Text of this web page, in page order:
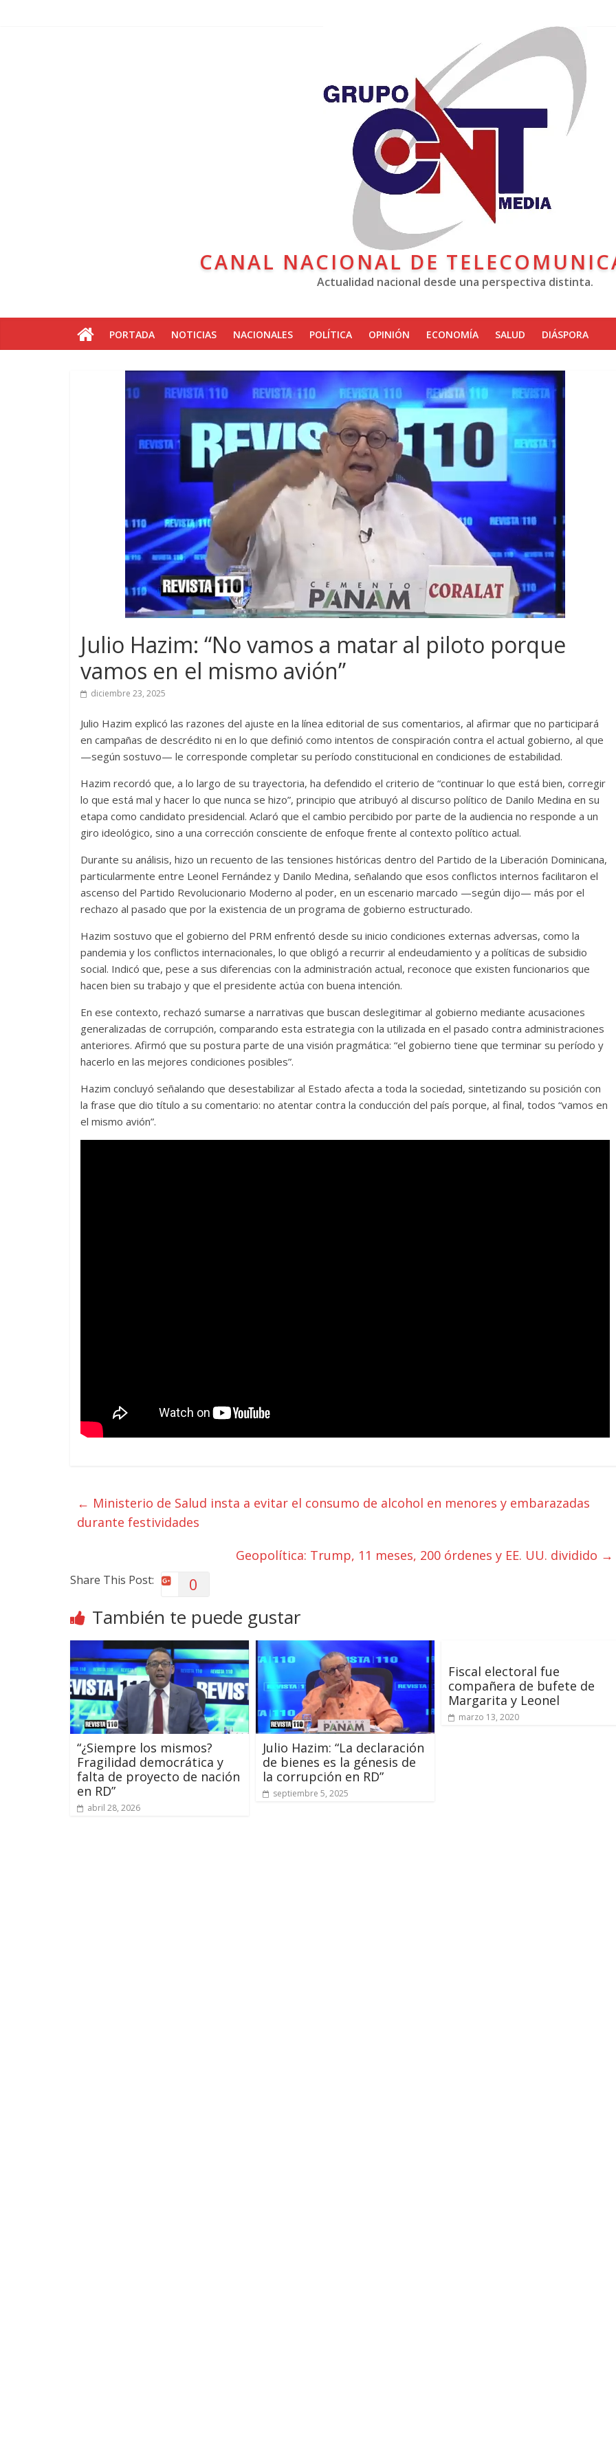
CANAL NACIONAL DE
Actualidad nacional desde una perspectiva distinta.
PORTADA NOTICIAS NACIONALES POLÍTICA OPINIÓN ECONOMÍA SALUD DIÁSPORA
Julio Hazim: “No vamos a matar al piloto porque
vamos en el mismo avión”
diciembre 23, 2025
Julio Hazim explicó las razones del ajuste en la línea editorial de sus comentarios, al afirmar que no participará
en campañas de descrédito ni en lo que definió como intentos de conspiración contra el actual gobierno, al que
—según sostuvo— le corresponde completar su período constitucional en condiciones de estabilidad.
Hazim recordó que, a lo largo de su trayectoria, ha defendido el criterio de “continuar lo que está bien, corregir
lo que está mal y hacer lo que nunca se hizo”, principio que atribuyó al discurso político de Danilo Medina en su
etapa como candidato presidencial. Aclaró que el cambio percibido por parte de la audiencia no responde a un
giro ideológico, sino a una corrección consciente de enfoque frente al contexto político actual.
Durante su análisis, hizo un recuento de las tensiones históricas dentro del Partido de la Liberación Dominicana,
particularmente entre Leonel Fernández y Danilo Medina, señalando que esos conflictos internos facilitaron el
ascenso del Partido Revolucionario Moderno al poder, en un escenario marcado —según dijo— más por el
rechazo al pasado que por la existencia de un programa de gobierno estructurado.
Hazim sostuvo que el gobierno del PRM enfrentó desde su inicio condiciones externas adversas, como la
pandemia y los conflictos internacionales, lo que obligó a recurrir al endeudamiento y a políticas de subsidio
social. Indicó que, pese a sus diferencias con la administración actual, reconoce que existen funcionarios que
hacen bien su trabajo y que el presidente actúa con buena intención.
En ese contexto, rechazó sumarse a narrativas que buscan deslegitimar al gobierno mediante acusaciones
generalizadas de corrupción, comparando esta estrategia con la utilizada en el pasado contra administraciones
anteriores. Afirmó que su postura parte de una visión pragmática: “el gobierno tiene que terminar su período y
hacerlo en las mejores condiciones posibles”.
Hazim concluyó señalando que desestabilizar al Estado afecta a toda la sociedad, sintetizando su posición con
la frase que dio título a su comentario: no atentar contra la conducción del país porque, al final, todos “vamos en
el mismo avión”.
← Ministerio de Salud insta a evitar el consumo de alcohol en menores y embarazadas
durante festividades
Geopolítica: Trump, 11 meses, 200 órdenes y EE. UU. dividido →
Share This Post: 0
También te puede gustar
“¿Siempre los mismos?
Fragilidad democrática y
falta de proyecto de nación
en RD”
abril 28, 2026
Julio Hazim: “La declaración
de bienes es la génesis de
la corrupción en RD”
septiembre 5, 2025
Fiscal electoral fue
compañera de bufete de
Margarita y Leonel
marzo 13, 2020